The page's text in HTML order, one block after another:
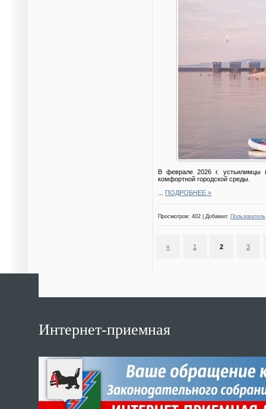
В феврале 2026 г. устьилимцы
комфортной городской среды.
ПОДРОБНЕЕ »
Просмотров: 402 | Добавил: Пользователь
« 1 2 3
Интернет-приемная